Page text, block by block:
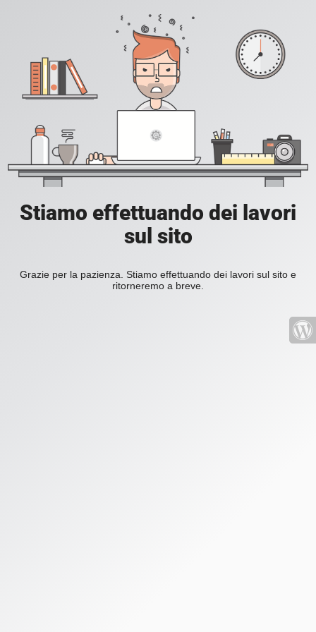
Stiamo effettuando dei lavori
sul sito
Grazie per la pazienza. Stiamo effettuando dei lavori sul sito e
ritorneremo a breve.